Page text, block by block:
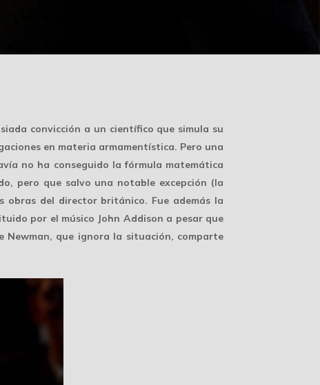
convicción a un científico que simula su
en materia armamentística. Pero una
no ha conseguido la fórmula matemática
pero que salvo una notable excepción (la
obras del director británico. Fue además la
por el músico John Addison a pesar que
que ignora la situación, comparte